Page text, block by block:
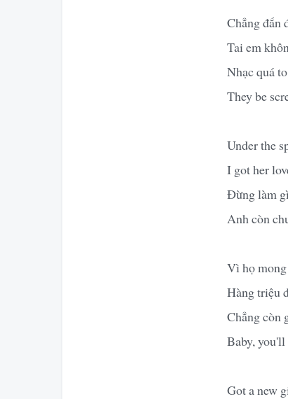
Chẳng đắn
Tai em
Nhạc quá to
They be
Under the
I got her
Đừng làm
Anh còn
Vì họ
Hàng triệu
Chẳng còn
Baby, you'll
Got a new